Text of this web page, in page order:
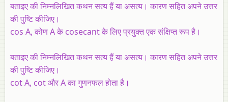
बताइए की निम्नलिखित कथन सत्य हैं या असत्य। कारण सहित अपने उत्तर
की पुष्टि कीजिए।
cos A, कोण A के cosecant के लिए प्रयुक्त एक संक्षिप्त रूप है।
बताइए की निम्नलिखित कथन सत्य हैं या असत्य। कारण सहित अपने उत्तर
की पुष्टि कीजिए।
cot A, cot और A का गुणनफल होता है।